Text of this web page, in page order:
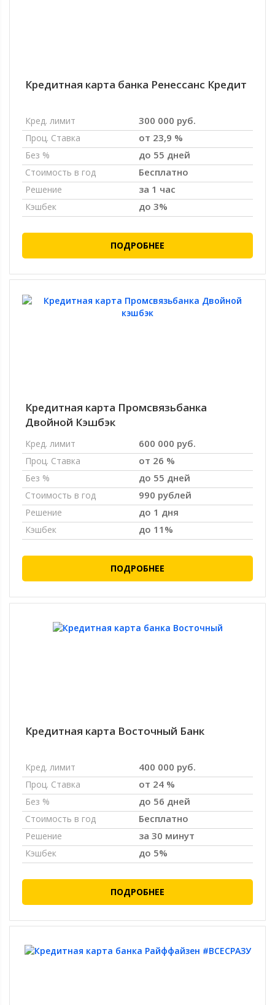
Кредитная карта банка Ренессанс Кредит
Кред. лимит 300 000 руб.
Проц. Ставка от 23,9 %
Без % до 55 дней
Стоимость в год Бесплатно
Решение за 1 час
Кэшбек до 3%
ПОДРОБНЕЕ
Кредитная карта Промсвязьбанка
Двойной Кэшбэк
Кред. лимит 600 000 руб.
Проц. Ставка от 26 %
Без % до 55 дней
Стоимость в год 990 рублей
Решение до 1 дня
Кэшбек до 11%
ПОДРОБНЕЕ
Кредитная карта Восточный Банк
Кред. лимит 400 000 руб.
Проц. Ставка от 24 %
Без % до 56 дней
Стоимость в год Бесплатно
Решение за 30 минут
Кэшбек до 5%
ПОДРОБНЕЕ